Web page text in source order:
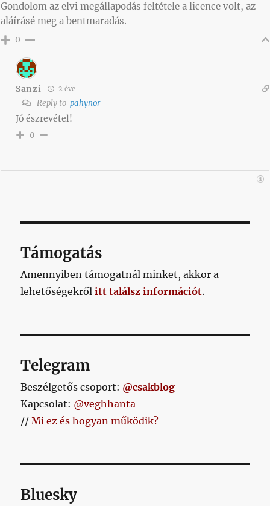
Gondolom az elvi megállapodás feltétele a licence volt, az
aláírásé meg a bentmaradás.
0
Sanzi 2 éve
Reply to pahynor
Jó észrevétel!
0
Támogatás
Amennyiben támogatnál minket, akkor a
lehetőségekrőlitt találsz információt.
Telegram
Beszélgetős csoport: @csakblog
Kapcsolat: @veghhanta
//Mi ez és hogyan működik?
Bluesky